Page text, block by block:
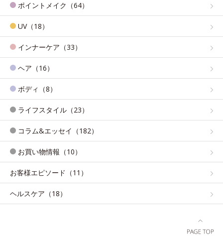
ポイントメイク（64）
UV（18）
インナーケア（33）
ヘア（16）
ボディ（8）
ライフスタイル（23）
コラム&エッセイ（182）
お買い物情報（10）
お客様エピソード（11）
ヘルスケア（18）